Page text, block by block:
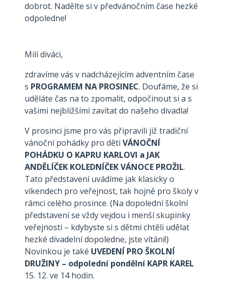
dobrot. Nadělte si v předvánočním čase hezké
odpoledne!
Milí diváci,
zdravíme vás v nadcházejícím adventním čase
s PROGRAMEM NA PROSINEC. Doufáme, že si
uděláte čas na to zpomalit, odpočinout si a s
vašimi nejbližšími zavítat do našeho divadla!
V prosinci jsme pro vás připravili již tradiční
vánoční pohádky pro dětiVÁNOČNÍ
POHÁDKU O KAPRU KARLOVI a JAK
ANDĚLÍČEK KOLEDNÍČEK VÁNOCE PROŽIL.
Tato představení uvádíme jak klasicky o
víkendech pro veřejnost, tak hojně pro školy v
rámci celého prosince. (Na dopolední školní
představení se vždy vejdou i menší skupinky
veřejnosti – kdybyste si s dětmi chtěli udělat
hezké divadelní dopoledne, jste vítáni!)
Novinkou je také UVEDENÍ PRO ŠKOLNÍ
DRUŽINY – odpolední pondělní KAPR KAREL
15. 12. ve 14 hodin.